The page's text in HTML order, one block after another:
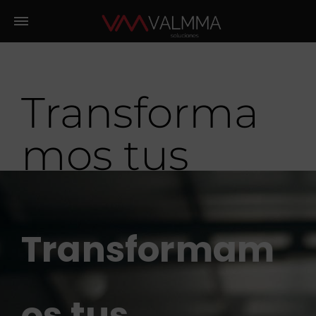
Transforma
mos tus
Trabajo
Transformam